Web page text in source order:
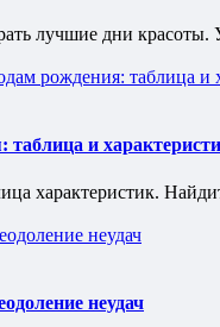
лучшие дни красоты.
таблица и
характеристик.
неудач